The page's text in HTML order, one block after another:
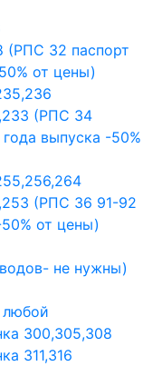
(РПС 32 паспорт
от цены)
(РПС 34
выпуска -50%
(РПС 36 91-92
от цены)
не нужны)
любой
300,305,308
311,316